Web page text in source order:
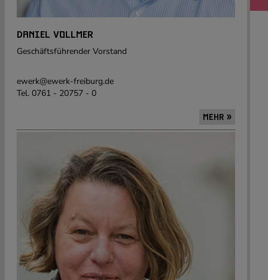
DANIEL VOLLMER
Geschäftsführender Vorstand
ewerk@ewerk-freiburg.de
Tel. 0761 - 20757 - 0
MEHR »